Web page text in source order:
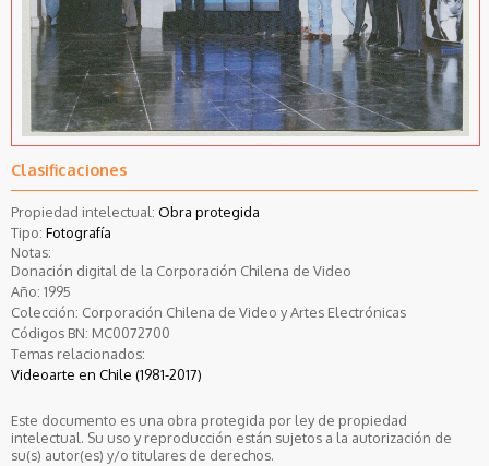
Clasificaciones
Propiedad intelectual: Obra protegida
Tipo: Fotografía
Notas:
Donación digital de la Corporación Chilena de Video
Año: 1995
Colección: Corporación Chilena de Video y Artes Electrónicas
Códigos BN: MC0072700
Temas relacionados:
Videoarte en Chile (1981-2017)
Este documento es una obra protegida por ley de propiedad
intelectual. Su uso y reproducción están sujetos a la autorización de
su(s) autor(es) y/o titulares de derechos.